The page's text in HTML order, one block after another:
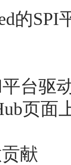
的SPI
台驱
页面
献